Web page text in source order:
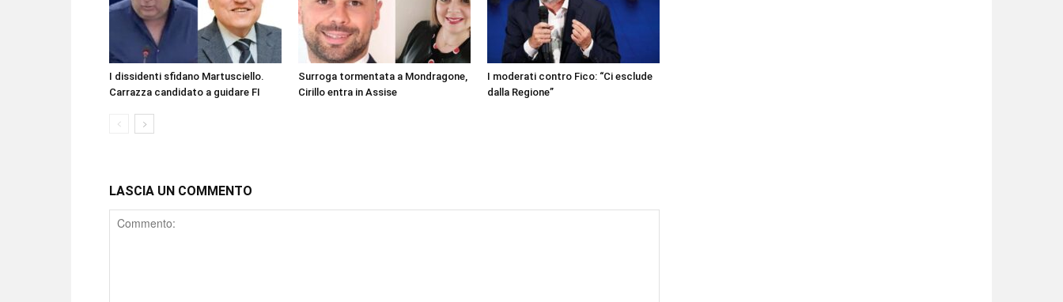
I dissidenti sfidano Martusciello.
Carrazza candidato a guidare FI
Surroga tormentata a Mondragone,
Cirillo entra in Assise
I moderati contro Fico: “Ci esclude
dalla Regione”
LASCIA UN COMMENTO
Comment